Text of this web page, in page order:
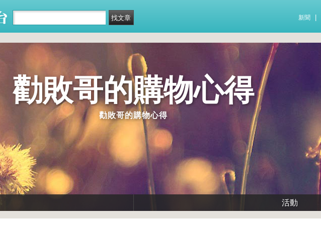
新聞
勸敗哥的購物心得
勸敗哥的購物心得
活動